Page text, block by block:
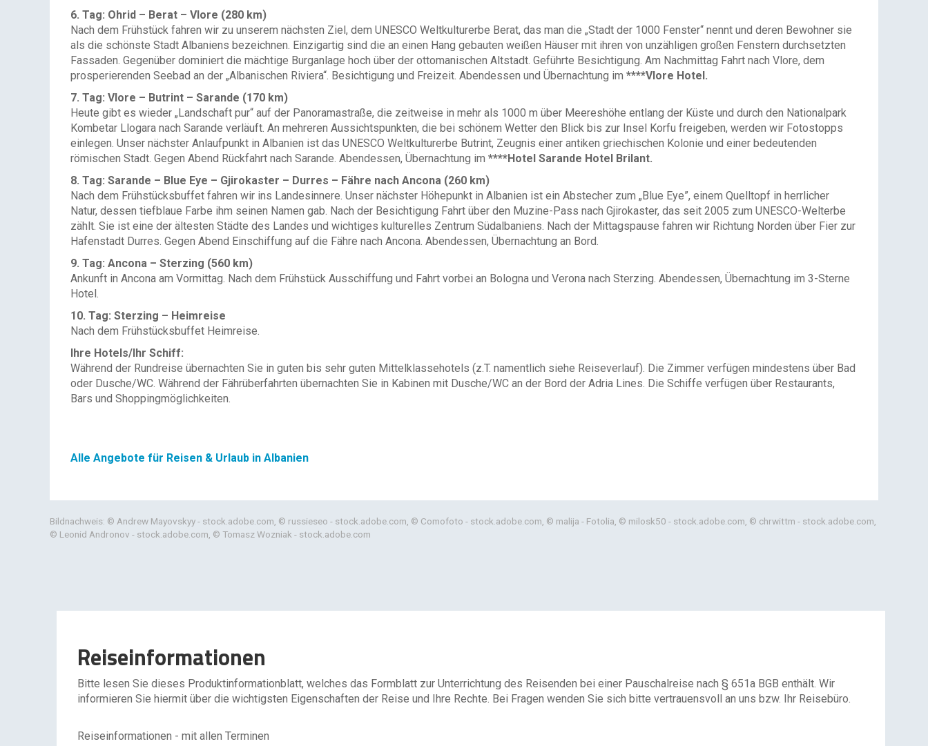
6. Tag: Ohrid – Berat – Vlore (280 km)
Nach dem Frühstück fahren wir zu unserem nächsten Ziel, dem UNESCO Weltkulturerbe Berat, das man die „Stadt der 1000 Fenster“ nennt und deren Bewohner sie
als die schönste Stadt Albaniens bezeichnen. Einzigartig sind die an einen Hang gebauten weißen Häuser mit ihren von unzähligen großen Fenstern durchsetzten
Fassaden. Gegenüber dominiert die mächtige Burganlage hoch über der ottomanischen Altstadt. Geführte Besichtigung. Am Nachmittag Fahrt nach Vlore, dem
prosperierenden Seebad an der „Albanischen Riviera“. Besichtigung und Freizeit. Abendessen und Übernachtung im ****Vlore Hotel.
7. Tag: Vlore – Butrint – Sarande (170 km)
Heute gibt es wieder „Landschaft pur“ auf der Panoramastraße, die zeitweise in mehr als 1000 m über Meereshöhe entlang der Küste und durch den Nationalpark
Kombetar Llogara nach Sarande verläuft. An mehreren Aussichtspunkten, die bei schönem Wetter den Blick bis zur Insel Korfu freigeben, werden wir Fotostopps
einlegen. Unser nächster Anlaufpunkt in Albanien ist das UNESCO Weltkulturerbe Butrint, Zeugnis einer antiken griechischen Kolonie und einer bedeutenden
römischen Stadt. Gegen Abend Rückfahrt nach Sarande. Abendessen, Übernachtung im ****Hotel Sarande Hotel Brilant.
8. Tag: Sarande – Blue Eye – Gjirokaster – Durres – Fähre nach Ancona (260 km)
Nach dem Frühstücksbuffet fahren wir ins Landesinnere. Unser nächster Höhepunkt in Albanien ist ein Abstecher zum „Blue Eye”, einem Quelltopf in herrlicher
Natur, dessen tiefblaue Farbe ihm seinen Namen gab. Nach der Besichtigung Fahrt über den Muzine-Pass nach Gjirokaster, das seit 2005 zum UNESCO-Welterbe
zählt. Sie ist eine der ältesten Städte des Landes und wichtiges kulturelles Zentrum Südalbaniens. Nach der Mittagspause fahren wir Richtung Norden über Fier zur
Hafenstadt Durres. Gegen Abend Einschiffung auf die Fähre nach Ancona. Abendessen, Übernachtung an Bord.
9. Tag: Ancona – Sterzing (560 km)
Ankunft in Ancona am Vormittag. Nach dem Frühstück Ausschiffung und Fahrt vorbei an Bologna und Verona nach Sterzing. Abend­essen, Übernachtung im 3-Sterne
Hotel.
10. Tag: Sterzing – Heimreise
Nach dem Frühstücksbuffet Heimreise.
Ihre Hotels/Ihr Schiff:
Während der Rundreise übernachten Sie in guten bis sehr guten Mittelklassehotels (z.T. namentlich siehe Reiseverlauf). Die Zimmer verfügen mindestens über Bad
oder Dusche/WC. Während der Fährüberfahrten übernachten Sie in Kabinen mit Dusche/WC an der Bord der Adria Lines. Die Schiffe verfügen über Restaurants,
Bars und Shoppingmöglichkeiten.
Alle Angebote für Reisen & Urlaub in Albanien
Bildnachweis: © Andrew Mayovskyy - stock.adobe.com, © russieseo - stock.adobe.com, © Comofoto - stock.adobe.com, © malija - Fotolia, © milosk50 - stock.adobe.com, © chrwittm - stock.adobe.com,
© Leonid Andronov - stock.adobe.com, © Tomasz Wozniak - stock.adobe.com
Reiseinformationen
Bitte lesen Sie dieses Produktinformationblatt, welches das Formblatt zur Unterrichtung des Reisenden bei einer Pauschalreise nach § 651a BGB enthält. Wir
informieren Sie hiermit über die wichtigsten Eigenschaften der Reise und Ihre Rechte. Bei Fragen wenden Sie sich bitte vertrauensvoll an uns bzw. Ihr Reisebüro.
Reiseinformationen - mit allen Terminen